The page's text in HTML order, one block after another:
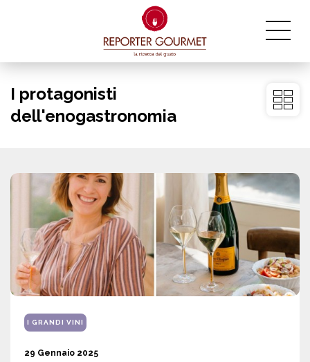
I protagonisti
dell'enogastronomia
I GRANDI VINI
29 Gennaio 2025